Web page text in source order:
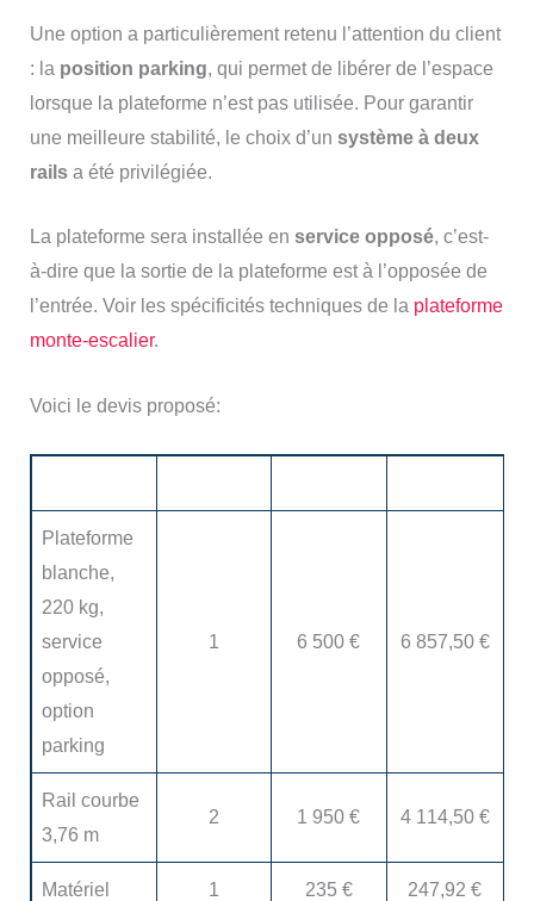
Une option a particulièrement retenu l’attention du client
: la position parking, qui permet de libérer de l’espace
lorsque la plateforme n’est pas utilisée. Pour garantir
une meilleure stabilité, le choix d’un système à deux
railsa été privilégiée.
La plateforme sera installée en service opposé, c’est-
à-dire que la sortie de la plateforme est à l’opposée de
l’entrée. Voir les spécificités techniques de la plateforme
monte-escalier.
Voici le devis proposé:
Plateforme
blanche,
220 kg,
service
opposé,
option
parking
1 6 500 € 6 857,50 €
Rail courbe
3,76 m
2 1 950 € 4 114,50 €
Matériel 1 235 € 247,92 €